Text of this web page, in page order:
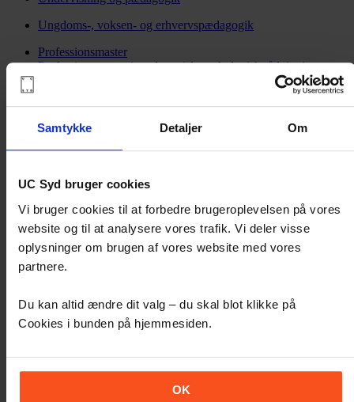
Samtykke Detaljer Om
UC Syd bruger cookies
Vi bruger cookies til at forbedre brugeroplevelsen på vores
website og til at analysere vores trafik. Vi deler visse
oplysninger om brugen af vores website med vores
partnere.
Du kan altid ændre dit valg – du skal blot klikke på
Cookies i bunden på hjemmesiden.
OK
Ungdoms-, voksen- og erhvervspædagogik
Professionsmaster
Professionsmaster i pædagogisk-psykologisk rådgivning
Korte forløb og konsulentydelser
Søg efter uddannelser, moduler m.m.
Videnstemaer UC SYD Forskning sætter fokus på særlige
og hvordan du kan bruge den i praksis.
Forskningsprogrammer
Pædagogik og pædagogisk praksis
Skole og undervisning
Socialt arbejde, forvaltning og kommunikation
Sundhedsfaglig praksis
Om UC SYD Forskning
Center for Mindretalspædagogik
Job ved UC SYD Find ledige stillinger, og hør hvordan det er